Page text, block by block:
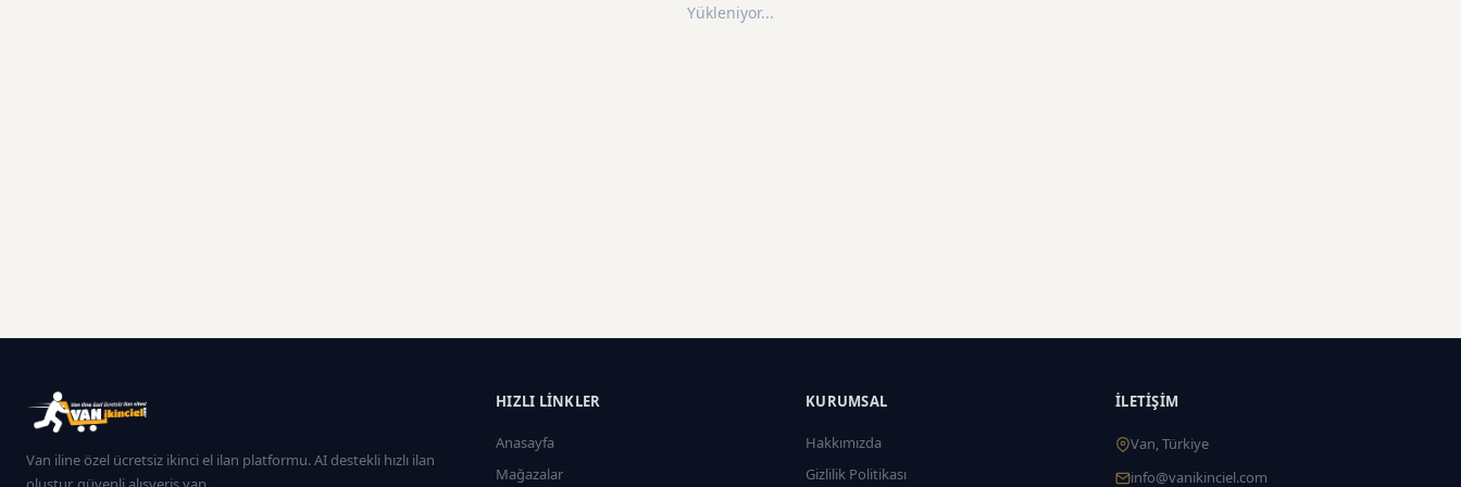
Yükleniyor...
Van iline özel ücretsiz ikinci el ilan platformu. AI destekli hızlı ilan
HIZLI LINKLER
Anasayfa
Mağazalar
KURUMSAL
Hakkımızda
Gizlilik Politikası
İLETIŞIM
Van, Türkiye
info@vanikinciel.com